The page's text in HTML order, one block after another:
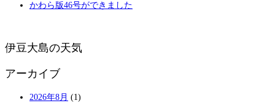
かわら版46号ができました
伊豆大島の天気
アーカイブ
2026年8月 (1)